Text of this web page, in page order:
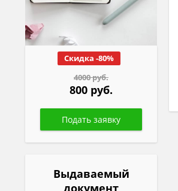
Скидка -80%
4000 руб.
800 руб.
Выдаваемый